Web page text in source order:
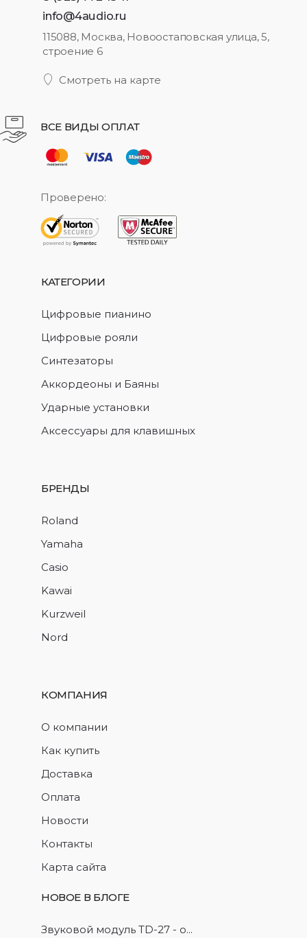
info@4audio.ru
115088, Москва, Новоостаповская улица, 5,
строение 6
Смотреть на карте
ВСЕ ВИДЫ ОПЛАТ
Проверено:
КАТЕГОРИИ
Цифровые пианино
Цифровые рояли
Синтезаторы
Аккордеоны и Баяны
Ударные установки
Аксессуары для клавишных
БРЕНДЫ
Roland
Yamaha
Casio
Kawai
Kurzweil
Nord
КОМПАНИЯ
О компании
Как купить
Доставка
Оплата
Новости
Контакты
Карта сайта
НОВОЕ В БЛОГЕ
Звуковой модуль TD-27 - о...